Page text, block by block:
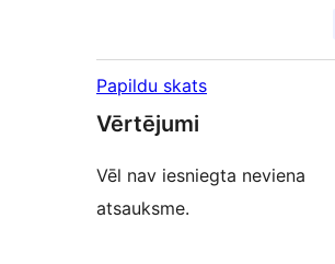
Papildu skats
Vērtējumi
Vēl nav iesniegta neviena
atsauksme.